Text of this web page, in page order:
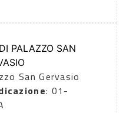
PALAZZO SAN
San Gervasio
: 01-